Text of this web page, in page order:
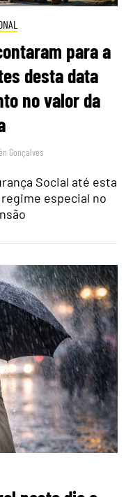
para a
desta data
no valor da
Gonçalves
Social até esta
especial no